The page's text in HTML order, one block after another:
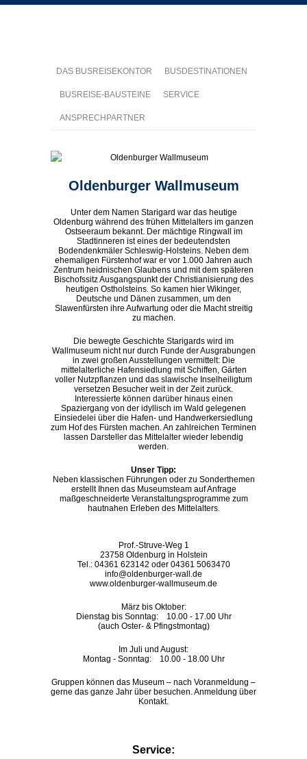
DAS BUSREISEKONTOR BUSDESTINATIONEN
BUSREISE-BAUSTEINE SERVICE
ANSPRECHPARTNER
Oldenburger Wallmuseum
Unter dem Namen Starigard war das heutige
Oldenburg während des frühen Mittelalters im ganzen
Ostseeraum bekannt. Der mächtige Ringwall im
Stadtinneren ist eines der bedeutendsten
Bodendenkmäler Schleswig-Holsteins. Neben dem
ehemaligen Fürstenhof war er vor 1.000 Jahren auch
Zentrum heidnischen Glaubens und mit dem späteren
Bischofssitz Ausgangspunkt der Christianisierung des
heutigen Ostholsteins. So kamen hier Wikinger,
Deutsche und Dänen zusammen, um den
Slawenfürsten ihre Aufwartung oder die Macht streitig
zu machen.
Die bewegte Geschichte Starigards wird im
Wallmuseum nicht nur durch Funde der Ausgrabungen
in zwei großen Ausstellungen vermittelt: Die
mittelalterliche Hafensiedlung mit Schiffen, Gärten
voller Nutzpflanzen und das slawische Inselheiligtum
versetzen Besucher weit in der Zeit zurück.
Interessierte können darüber hinaus einen
Spaziergang von der idyllisch im Wald gelegenen
Einsiedelei über die Hafen- und Handwerkersiedlung
zum Hof des Fürsten machen. An zahlreichen Terminen
lassen Darsteller das Mittelalter wieder lebendig
werden.
Unser Tipp:
Neben klassischen Führungen oder zu Sonderthemen
erstellt Ihnen das Museumsteam auf Anfrage
maßgeschneiderte Veranstaltungsprogramme zum
hautnahen Erleben des Mittelalters.
Prof.-Struve-Weg 1
23758 Oldenburg in Holstein
Tel.: 04361 623142 oder 04361 5063470
info@oldenburger-wall.de
www.oldenburger-wallmuseum.de
März bis Oktober:
Dienstag bis Sonntag: 10.00 - 17.00 Uhr
(auch Oster- & Pfingstmontag)
Im Juli und August:
Montag - Sonntag: 10.00 - 18.00 Uhr
Gruppen können das Museum – nach Voranmeldung –
gerne das ganze Jahr über besuchen. Anmeldung über
Kontakt.
Service: